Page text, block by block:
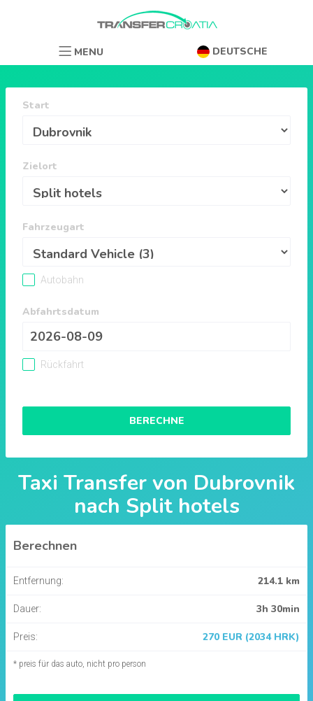
DEUTSCHE
MENU
Start
Zielort
Fahrzeugart
Autobahn
Abfahrtsdatum
Rückfahrt
BERECHNE
Taxi Transfer von Dubrovnik
nach Split hotels
Berechnen
Entfernung: 214.1 km
Dauer: 3h 30min
Preis: 270 EUR (2034 HRK)
* preis für das auto, nicht pro person